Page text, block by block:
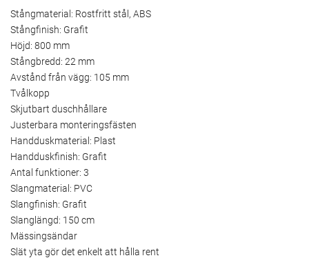
Stångmaterial: Rostfritt stål, ABS
Stångfinish: Grafit
Höjd: 800 mm
Stångbredd: 22 mm
Avstånd från vägg: 105 mm
Tvålkopp
Skjutbart duschhållare
Justerbara monteringsfästen
Handduskmaterial: Plast
Handduskfinish: Grafit
Antal funktioner: 3
Slangmaterial: PVC
Slangfinish: Grafit
Slanglängd: 150 cm
Mässingsändar
Slät yta gör det enkelt att hålla rent